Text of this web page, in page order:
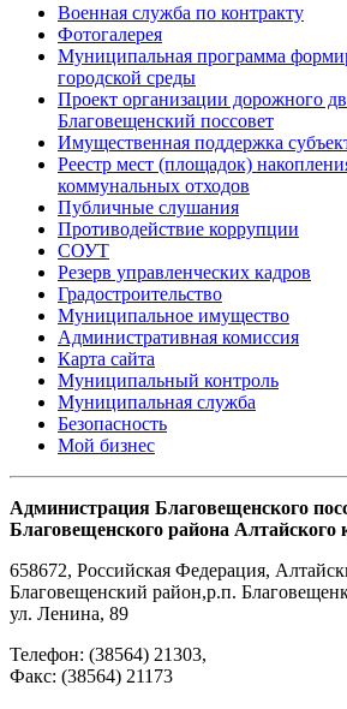
Военная служба по контракту
Фотогалерея
Муниципальная программа
городской среды
Проект организации дорожного
Благовещенский поссовет
Имущественная поддержка
Реестр мест (площадок)
коммунальных отходов
Публичные слушания
Противодействие коррупции
СОУТ
Резерв управленческих кадров
Градостроительство
Муниципальное имущество
Административная комиссия
Карта сайта
Муниципальный контроль
Муниципальная служба
Безопасность
Мой бизнес
Администрация Благовещенского
Благовещенского района Алтайского
658672, Российская Федерация,
Благовещенский район,р.п.
ул. Ленина, 89
Телефон: (38564) 21303,
Факс: (38564) 21173